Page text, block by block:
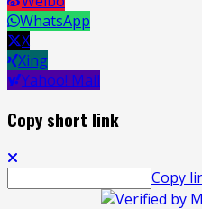
WhatsApp
X
Xing
Yahoo! Mail
Copy short link
Copy